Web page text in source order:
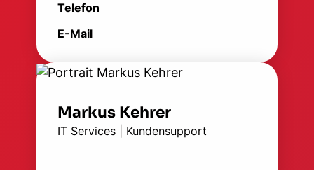
Telefon
E-Mail
Markus Kehrer
IT Services | Kundensupport